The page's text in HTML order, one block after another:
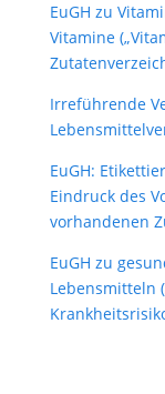
EuGH zu
Vitamine
Irreführende
EuGH:
Eindruck des
vorhandenen
EuGH zu
Lebensmitteln